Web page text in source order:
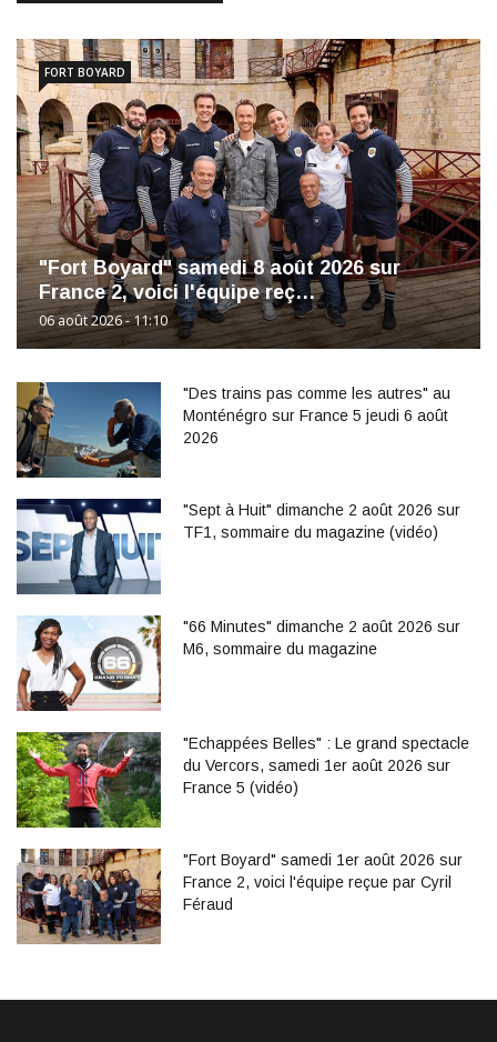
"Fort Boyard" samedi 8 août 2026 sur
France 2, voici l'équipe reç…
06 août 2026 - 11:10
FORT BOYARD
"Des trains pas comme les autres" au
Monténégro sur France 5 jeudi 6 août
2026
"Sept à Huit" dimanche 2 août 2026 sur
TF1, sommaire du magazine (vidéo)
"66 Minutes" dimanche 2 août 2026 sur
M6, sommaire du magazine
"Echappées Belles" : Le grand spectacle
du Vercors, samedi 1er août 2026 sur
France 5 (vidéo)
"Fort Boyard" samedi 1er août 2026 sur
France 2, voici l'équipe reçue par Cyril
Féraud